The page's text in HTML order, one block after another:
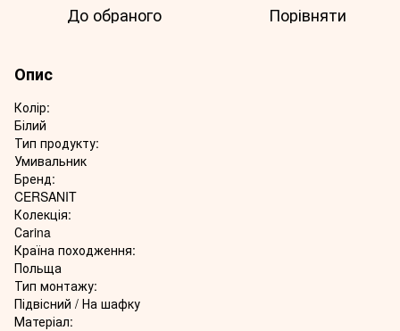
До обраного Порівняти
Опис
Колір:
Білий
Тип продукту:
Умивальник
Бренд:
CERSANIT
Колекція:
Саrina
Країна походження:
Польща
Тип монтажу:
Підвісний / На шафку
Матеріал: